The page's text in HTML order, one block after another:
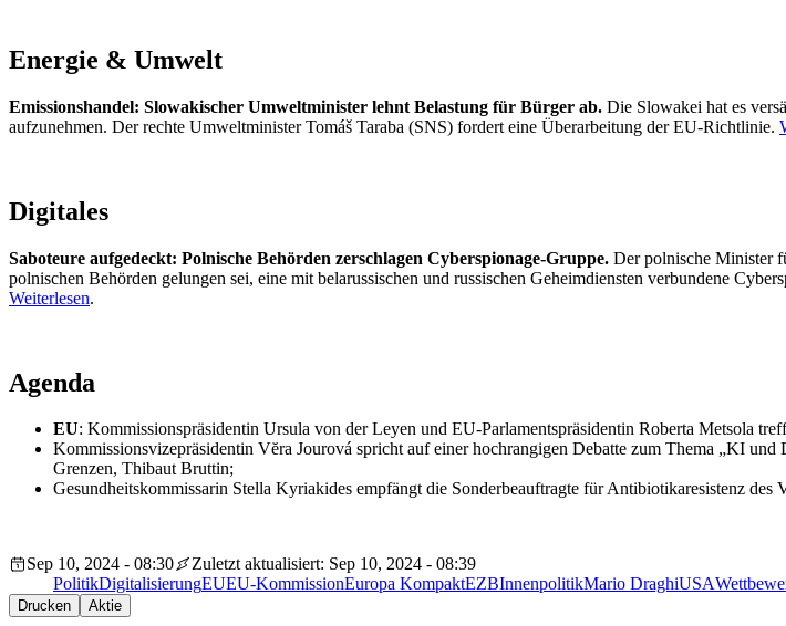
Energie & Umwelt
Emissionshandel: Slowakischer Umweltminister lehnt Belastung für Bürger ab. Die Slowakei hat es
aufzunehmen. Der rechte Umweltminister Tomáš Taraba (SNS) fordert eine Überarbeitung der EU-Richtlinie.
Digitales
Saboteure aufgedeckt: Polnische Behörden zerschlagen Cyberspionage-Gruppe. Der polnische Minister
polnischen Behörden gelungen sei, eine mit belarussischen und russischen Geheimdiensten verbundene
Weiterlesen.
Agenda
EU: Kommissionspräsidentin Ursula von der Leyen und EU-Parlamentspräsidentin Roberta Metsola
Kommissionsvizepräsidentin Vĕra Jourová spricht auf einer hochrangigen Debatte zum Thema „KI
Grenzen, Thibaut Bruttin;
Gesundheitskommissarin Stella Kyriakides empfängt die Sonderbeauftragte für Antibiotikaresistenz
Sep 10, 2024 - 08:30
Zuletzt aktualisiert: Sep 10, 2024 - 08:39
PolitikDigitalisierungEUEU-KommissionEuropa KompaktEZBInnenpolitikMario DraghiUSA
Drucken Aktie